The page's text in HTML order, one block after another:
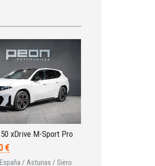
xDrive M-Sport Pro
€
España / Asturias / Siero